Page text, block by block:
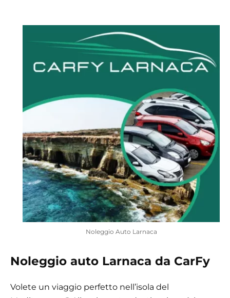
Noleggio Auto Larnaca
Noleggio auto Larnaca da CarFy
Volete un viaggio perfetto nell’isola del